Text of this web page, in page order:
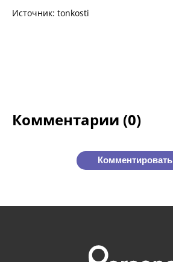
Источник: tonkosti
Комментарии (0)
Комментировать